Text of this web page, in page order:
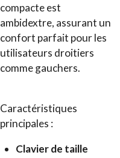
compacte est
ambidextre, assurant un
confort parfait pour les
utilisateurs droitiers
comme gauchers.
Caractéristiques
principales :
Clavier de taille